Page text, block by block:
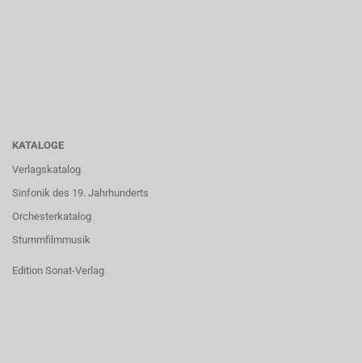
KATALOGE
Verlagskatalog
Sinfonik des 19. Jahrhunderts
Orchesterkatalog
Stummfilmmusik
Edition Sonat-Verlag